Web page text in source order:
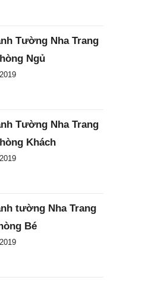
Tường Nha Trang
Ngủ
Tường Nha Trang
Khách
tường Nha Trang
Bé